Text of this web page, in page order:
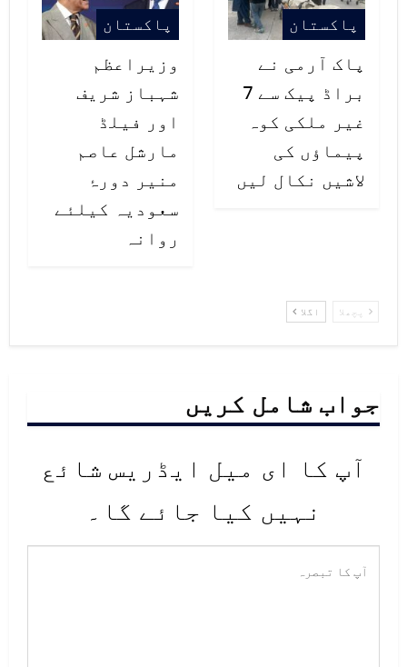
پاکستان
پاک آرمی نے
براڈ پیک سے 7
غیر ملکی کوہ
پیماؤں کی
لاشیں نکال لیں
پاکستان
وزیراعظم
شہباز شریف
اور فیلڈ
مارشل عاصم
منیر دورۂ
سعودیہ کیلئے
روانہ
پچھلا اگلا
جواب شامل کریں
آپ کا ای میل ایڈریس شائع
نہیں کیا جائے گا۔